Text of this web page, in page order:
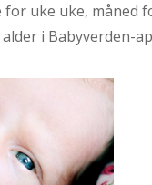
uke uke, måned
i Babyverden-